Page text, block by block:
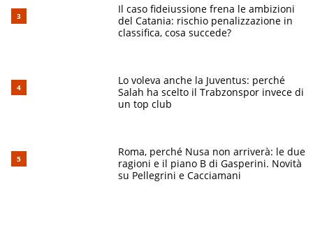
Il caso fideiussione frena le ambizioni
del Catania: rischio penalizzazione in
classifica, cosa succede?
Lo voleva anche la Juventus: perché
Salah ha scelto il Trabzonspor invece di
un top club
Roma, perché Nusa non arriverà: le due
ragioni e il piano B di Gasperini. Novità
su Pellegrini e Cacciamani